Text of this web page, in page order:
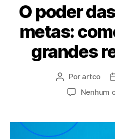
O poder
metas:
grandes
Por artco
Nenhum